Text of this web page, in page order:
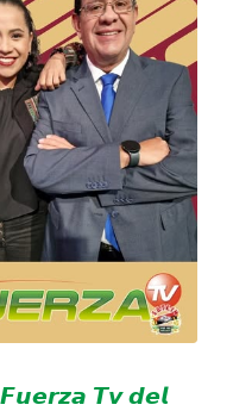
𝙏𝙫 𝙙𝙚𝙡